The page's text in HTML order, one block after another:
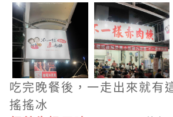
吃完晚餐後，一走出來就有
搖搖冰